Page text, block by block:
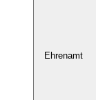
Ehrenamt